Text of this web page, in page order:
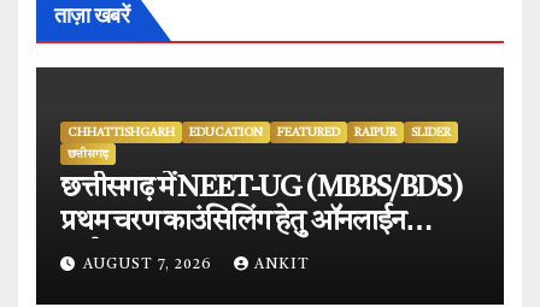
ताज़ा खबरें
CHHATTISHGARH EDUCATION FEATURED RAIPUR
SLIDER
छत्तीसगढ़
छत्तीसगढ़ में NEET-UG (MBBS/BDS)
प्रथम चरण काउंसिलिंग हेतु ऑनलाईन
आवेदन प्रारंभ.
AUGUST 7, 2026 ANKIT